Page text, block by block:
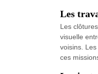
Les
Les
visuelle
voisins.
ces